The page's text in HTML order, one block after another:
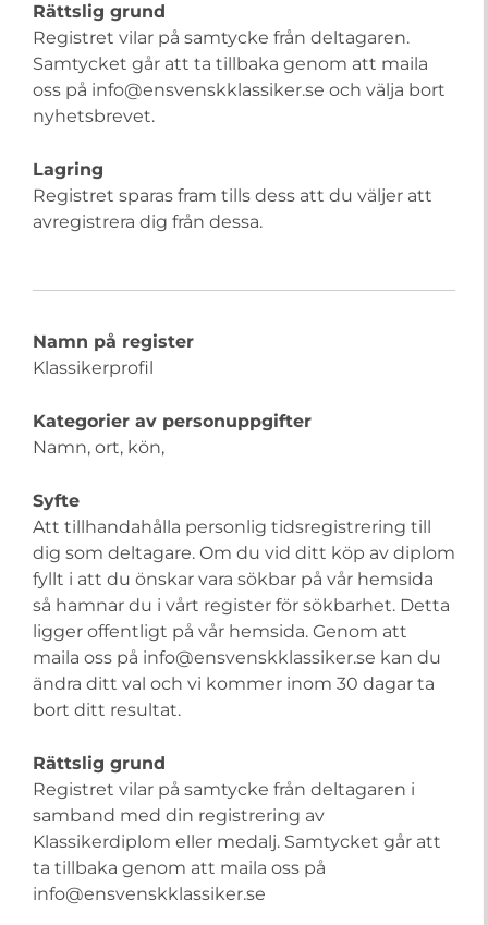
Rättslig grund
Registret vilar på samtycke från deltagaren.
Samtycket går att ta tillbaka genom att maila
oss på info@ensvenskklassiker.se och välja bort
nyhetsbrevet.
Lagring
Registret sparas fram tills dess att du väljer att
avregistrera dig från dessa.
Namn på register
Klassikerprofil
Kategorier av personuppgifter
Namn, ort, kön,
Syfte
Att tillhandahålla personlig tidsregistrering till
dig som deltagare. Om du vid ditt köp av diplom
fyllt i att du önskar vara sökbar på vår hemsida
så hamnar du i vårt register för sökbarhet. Detta
ligger offentligt på vår hemsida. Genom att
maila oss på info@ensvenskklassiker.se kan du
ändra ditt val och vi kommer inom 30 dagar ta
bort ditt resultat.
Rättslig grund
Registret vilar på samtycke från deltagaren i
samband med din registrering av
Klassikerdiplom eller medalj. Samtycket går att
ta tillbaka genom att maila oss på
info@ensvenskklassiker.se